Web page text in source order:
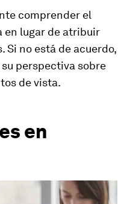
comprender el
en lugar de atribuir
Si no está de acuerdo,
perspectiva sobre
de vista.
en